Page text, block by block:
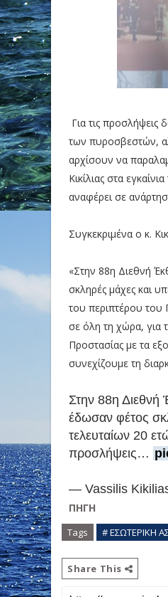
Για τις
των πυροσβεστών,
αρχίσουν να
Κικίλιας στα
αναφέρει σε
Συγκεκριμένα ο κ.
«Στην 88η Διεθνή
σκληρές μάχες και
του περιπτέρου του
σε όλη τη χώρα, για
Προστασίας με τα
συνεχίζουμε τη
Στην 88η
έδωσαν φέτος
τελευταίων 20
προσλήψεις…
— Vassilis
ΠΗΓΗ
Tags # ΕΣΩΤΕΡΙΚΗ
Share This